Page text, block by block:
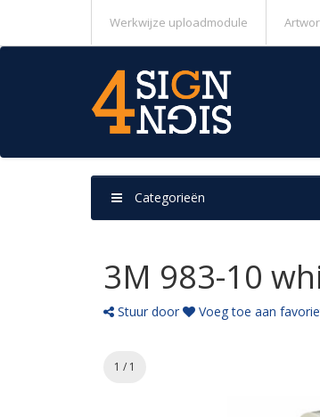
Werkwijze uploadmodule
Categorieën
3M 983-10
Stuur door Voeg toe aan
1 / 1